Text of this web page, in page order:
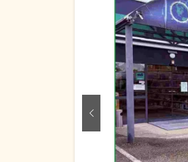
zurück